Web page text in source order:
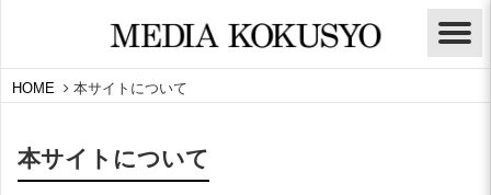
HOME 本サイトについて
本サイトについて